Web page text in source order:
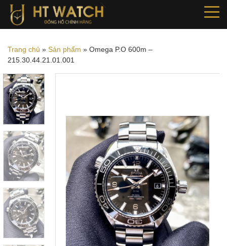
Trang chủ » Sản phẩm » Omega P.O 600m –
215.30.44.21.01.001